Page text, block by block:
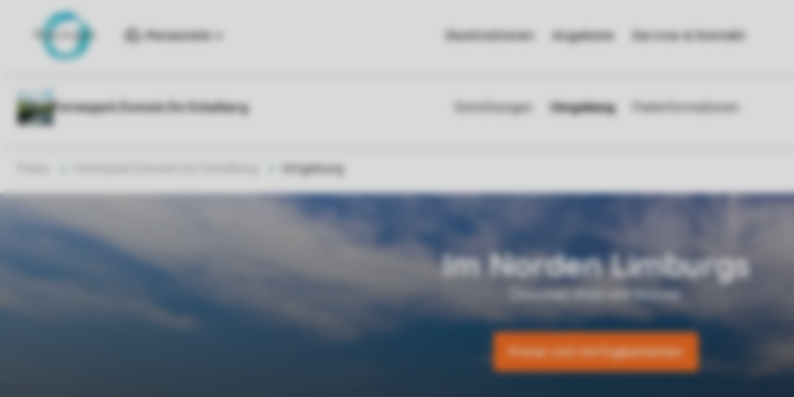
Reiseziele Destinationen Angebote Service & Kontakt
Umgebung
Preise und Verfügbarkeiten